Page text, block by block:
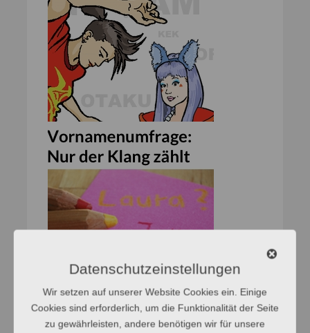
Datenschutzeinstellungen
Wir setzen auf unserer Website Cookies ein. Einige
Cookies sind erforderlich, um die Funktionalität der Seite
zu gewährleisten, andere benötigen wir für unsere